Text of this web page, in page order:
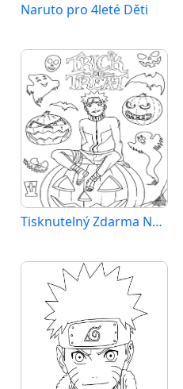
Naruto pro 4leté Děti
Tisknutelný Zdarma Naruto